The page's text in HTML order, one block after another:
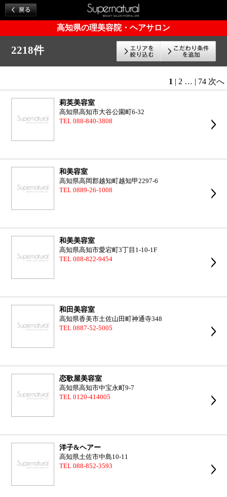
高知県の理美容院・ヘアサロン
2218件
1 | 2 … | 74 次へ
莉英美容室
高知県高知市大谷公園町6-32
TEL 088-840-3808
和美容室
高知県高岡郡越知町越知甲2297-6
TEL 0889-26-1008
和美美容室
高知県高知市愛宕町3丁目1-10-1F
TEL 088-822-9454
和田美容室
高知県香美市土佐山田町神通寺348
TEL 0887-52-5005
恋歌屋美容室
高知県高知市中宝永町9-7
TEL 0120-414005
洋子&ヘアー
高知県土佐市中島10-11
TEL 088-852-3593